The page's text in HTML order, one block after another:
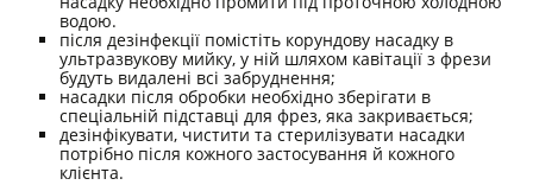
водою.
після дезінфекції помістіть корундову насадку в
ультразвукову мийку, у ній шляхом кавітації з фрези
будуть видалені всі забруднення;
насадки після обробки необхідно зберігати в
спеціальній підставці для фрез, яка закривається;
дезінфікувати, чистити та стерилізувати насадки
потрібно після кожного застосування й кожного
клієнта.